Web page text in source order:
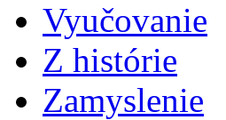
Vyučovanie
Z histórie
Zamyslenie